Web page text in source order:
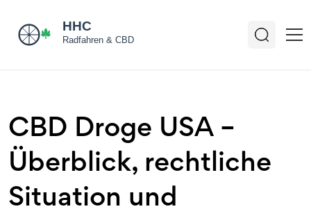
CBD Droge USA –
Überblick, rechtliche
Situation und